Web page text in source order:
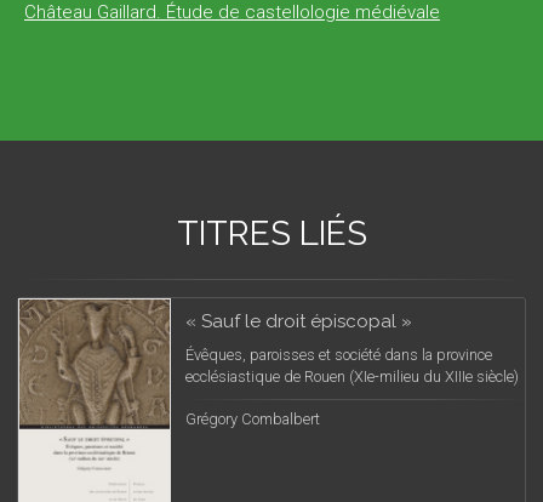
Château Gaillard. Étude de castellologie médiévale
TITRES LIÉS
« Sauf le droit épiscopal »
Évêques, paroisses et société dans la province
ecclésiastique de Rouen (XIe-milieu du XIIIe siècle)
Grégory Combalbert